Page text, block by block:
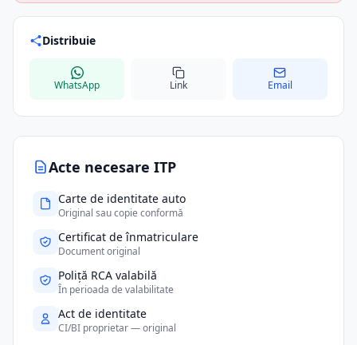
Acte necesare ITP
Carte de identitate auto
Original sau copie conformă
Certificat de înmatriculare
Document original
Poliță RCA valabilă
În perioada de valabilitate
Act de identitate
CI/BI proprietar — original
Distribuie
WhatsApp Link Email